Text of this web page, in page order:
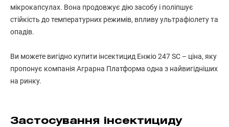
мікрокапсулах. Вона продовжує дію засобу і поліпшує
стійкість до температурних режимів, впливу ультрафіолету та
опадів.
Ви можете вигідно купити інсектицид Енжіо 247 SC – ціна, яку
пропонує компанія Аграрна Платформа одна з найвигідніших
на ринку.
Застосування інсектициду